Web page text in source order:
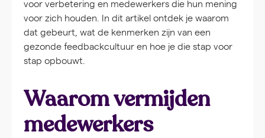
voor verbetering en medewerkers die hun mening
voor zich houden. In dit artikel ontdek je waarom
dat gebeurt, wat de kenmerken zijn van een
gezonde feedbackcultuur en hoe je die stap voor
stap opbouwt.
Waarom vermijden
medewerkers